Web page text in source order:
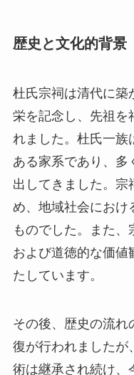
ある家系であり、多
め、地域社会におけ
ものでした。また、
および道徳的な価値
たしています。
その後、歴史の流れ
復が行われました
術は継承され続け、
います。このような
います。1949年以
たが、近年再び地元
文化遺産としての再